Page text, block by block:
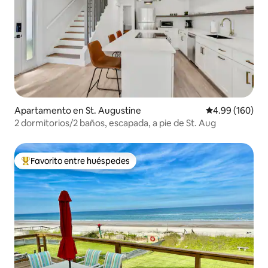
Apartamento en St. Augustine Calificación
4.99 (160)
2 dormitorios/2 baños, escapada, a pie de St. Aug
Favorito entre huéspedes preferido
Favorito entre huéspedes